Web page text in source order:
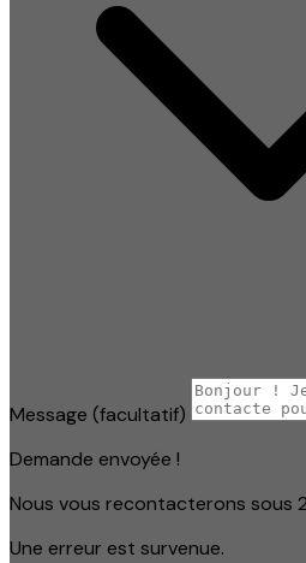
Message (facultatif)
Demande envoyée !
Nous vous recontacterons sous
Une erreur est survenue.